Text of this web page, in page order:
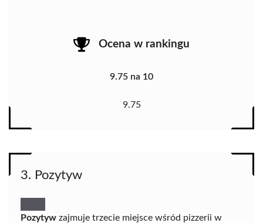
Ocena w rankingu
9.75 na 10
9.75
3. Pozytyw
Pozytyw zajmuje trzecie miejsce wśród pizzerii w